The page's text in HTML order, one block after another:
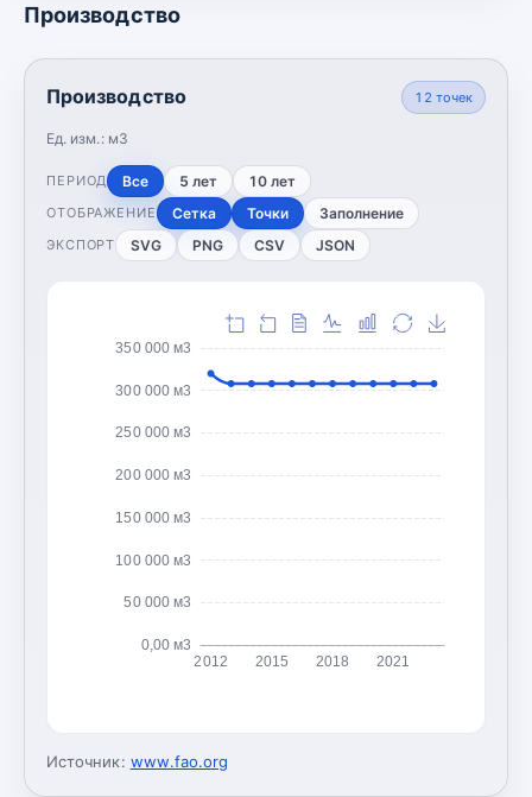
Производство
Производство
Ед. изм.: м3
12 точек
ПЕРИОД Все 5 лет 10 лет
ОТОБРАЖЕНИЕ Сетка Точки Заполнение
ЭКСПОРТ SVG PNG CSV JSON
0,00 м3
50 000 м3
100 000 м3
150 000 м3
200 000 м3
250 000 м3
300 000 м3
350 000 м3
2012 2015 2018 2021
Источник: www.fao.org